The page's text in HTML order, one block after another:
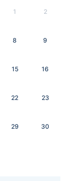
1 2
8 9
15 16
22 23
29 30